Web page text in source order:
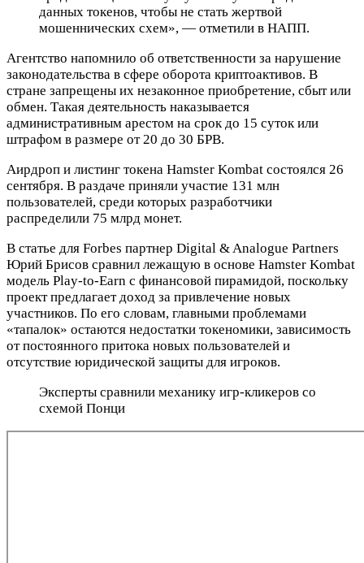
данных токенов, чтобы не стать жертвой
мошеннических схем», — отметили в НАПП.
Агентство напомнило об ответственности за нарушение
законодательства в сфере оборота криптоактивов. В
стране запрещены их незаконное приобретение, сбыт или
обмен. Такая деятельность наказывается
административным арестом на срок до 15 суток или
штрафом в размере от 20 до 30 БРВ.
Аирдроп и листинг токена Hamster Kombat состоялся 26
сентября. В раздаче приняли участие 131 млн
пользователей, среди которых разработчики
распределили 75 млрд монет.
В статье для Forbes партнер Digital & Analogue Partners
Юрий Брисов сравнил лежащую в основе Hamster Kombat
модель Play-to-Earn с финансовой пирамидой, поскольку
проект предлагает доход за привлечение новых
участников. По его словам, главными проблемами
«тапалок» остаются недостатки токеномики, зависимость
от постоянного притока новых пользователей и
отсутствие юридической защиты для игроков.
Эксперты сравнили механику игр-кликеров со
схемой Понци